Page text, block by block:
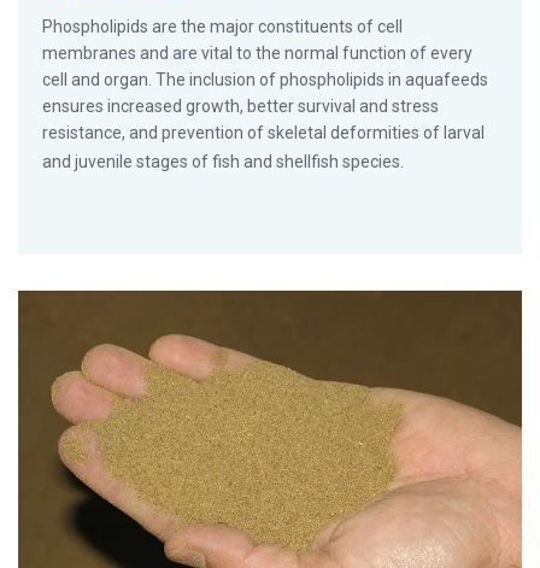
Phospholipids are the major constituents of cell
membranes and are vital to the normal function of every
cell and organ. The inclusion of phospholipids in aquafeeds
ensures increased growth, better survival and stress
resistance, and prevention of skeletal deformities of larval
and juvenile stages of fish and shellfish species.